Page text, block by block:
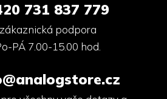
731 837 779
zákaznická podpora
PÁ 7.00-15.00 hod.